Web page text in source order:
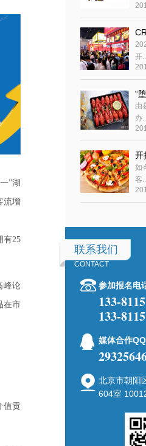
”湖
流增
有25
峰论
在市
值贡
开
“
由
办
开
如
客
联系我们
CONTACT
参加报名电
133-
133-
媒体合作QQ
北京市朝阳
604室